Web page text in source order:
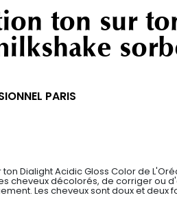
ton sur
PARIS
Dialight Acidic Gloss Color de
cheveux décolorés, de corriger ou
Les cheveux sont doux et deux